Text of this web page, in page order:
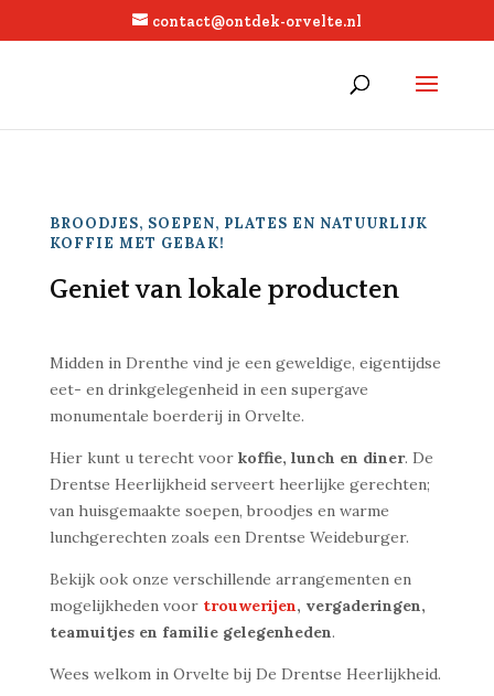
contact@ontdek-orvelte.nl
BROODJES, SOEPEN, PLATES EN NATUURLIJK
KOFFIE MET GEBAK!
Geniet van lokale producten
Midden in Drenthe vind je een geweldige, eigentijdse
eet- en drinkgelegenheid in een supergave
monumentale boerderij in Orvelte.
Hier kunt u terecht voor koffie, lunch en diner. De
Drentse Heerlijkheid serveert heerlijke gerechten;
van huisgemaakte soepen, broodjes en warme
lunchgerechten zoals een Drentse Weideburger.
Bekijk ook onze verschillende arrangementen en
mogelijkheden voor trouwerijen, vergaderingen,
teamuitjes en familie gelegenheden.
Wees welkom in Orvelte bij De Drentse Heerlijkheid.